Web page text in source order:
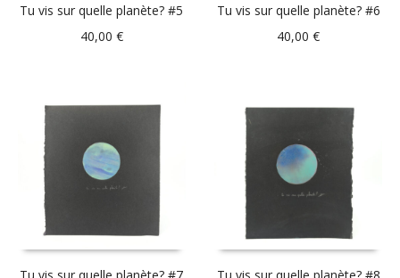
Tu vis sur quelle planète? #5
40,00 €
Tu vis sur quelle planète? #6
40,00€